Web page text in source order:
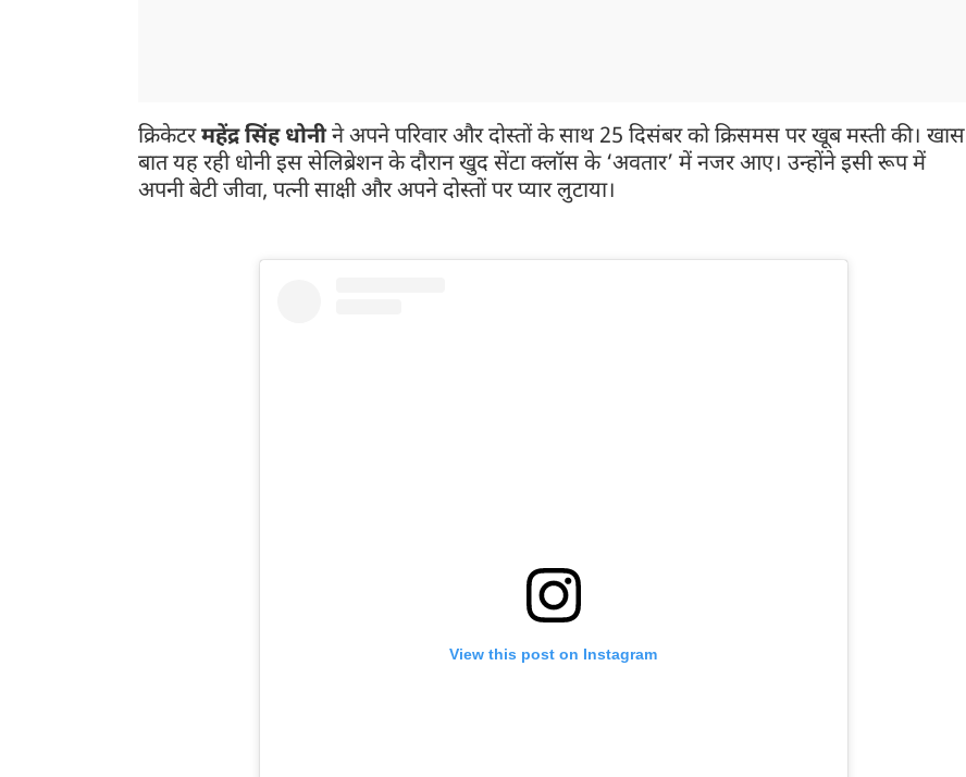
क्रिकेटरमहेंद्र सिंह धोनीने अपने परिवार और दोस्तों के साथ 25 दिसंबर को क्रिसमस पर खूब मस्ती की। खास
बात यह रही धोनी इस सेलिब्रेशन के दौरान खुद सेंटा क्लॉस के ‘अवतार’ में नजर आए। उन्होंने इसी रूप में
अपनी बेटी जीवा, पत्नी साक्षी और अपने दोस्तों पर प्यार लुटाया।
View this post on Instagram